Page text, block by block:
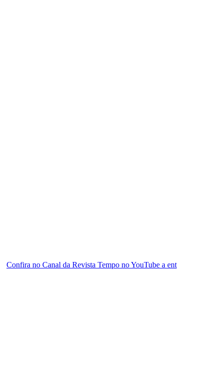
Confira no Canal da Revista Tempo no YouTube a ent